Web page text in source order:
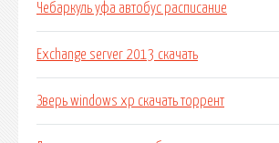
Чебаркуль уфа автобус расписание
Exchange server 2013 скачать
Зверь windows xp скачать торрент